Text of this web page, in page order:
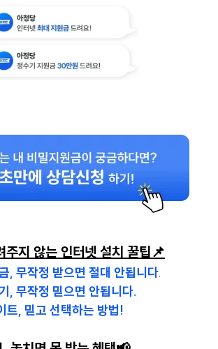
주지 않는 인터넷 설치 꿀팁📌
, 무작정 받으면 절대 안됩니다.
, 무작정 믿으면 안됩니다.
트, 믿고 선택하는 방법!